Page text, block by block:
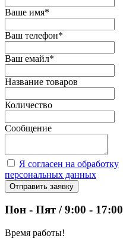
Ваше имя*
Ваш телефон*
Ваш емайл*
Название товаров
Количество
Сообщение
Я согласен на обработку
персональных данных
Отправить заявку
Пон - Пят / 9:00 - 17:00
Время работы!